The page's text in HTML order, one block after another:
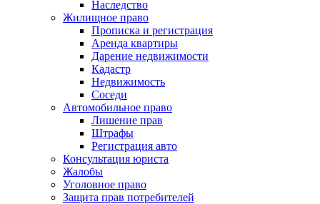
Наследство
Жилищное право
Прописка и регистрация
Аренда квартиры
Дарение недвижимости
Кадастр
Недвижимость
Соседи
Автомобильное право
Лишение прав
Штрафы
Регистрация авто
Консультация юриста
Жалобы
Уголовное право
Защита прав потребителей